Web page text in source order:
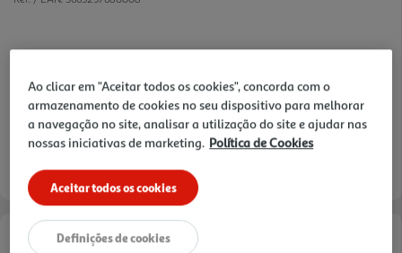
a
página.
7,99 €
Entrega estimada entre13/08/2026 e 14/08/2026
Ao clicar em "Aceitar todos os cookies", concorda com o
armazenamento de cookies no seu dispositivo para melhorar
a navegação no site, analisar a utilização do site e ajudar nas
nossas iniciativas de marketing. Política de Cookies
Aceitar todos os cookies
Definições de cookies